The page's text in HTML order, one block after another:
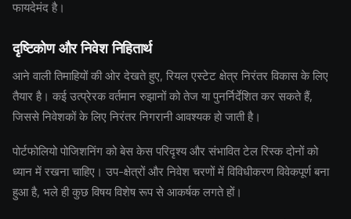
फायदेमंद है।
दृष्टिकोण और निवेश निहितार्थ
आने वाली तिमाहियों की ओर देखते हुए, रियल एस्टेट क्षेत्र निरंतर विकास के लिए
तैयार है। कई उत्प्रेरक वर्तमान रुझानों को तेज या पुनर्निर्देशित कर सकते हैं,
जिससे निवेशकों के लिए निरंतर निगरानी आवश्यक हो जाती है।
पोर्टफोलियो पोजिशनिंग को बेस केस परिदृश्य और संभावित टेल रिस्क दोनों को
ध्यान में रखना चाहिए। उप-क्षेत्रों और निवेश चरणों में विविधीकरण विवेकपूर्ण बना
हुआ है, भले ही कुछ विषय विशेष रूप से आकर्षक लगते हों।